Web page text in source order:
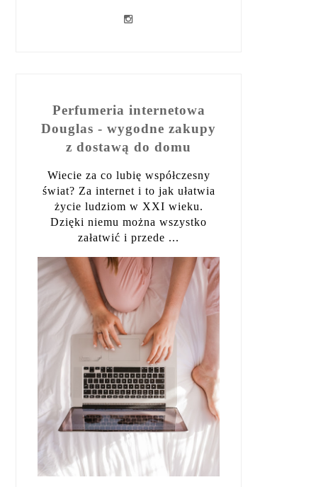
Perfumeria internetowa
Douglas - wygodne zakupy
z dostawą do domu
Wiecie za co lubię współczesny
świat? Za internet i to jak ułatwia
życie ludziom w XXI wieku.
Dzięki niemu można wszystko
załatwić i przede ...